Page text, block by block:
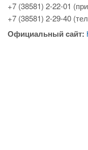
+7 (38581) 2-22-01
+7 (38581) 2-29-40
Официальный cайт: